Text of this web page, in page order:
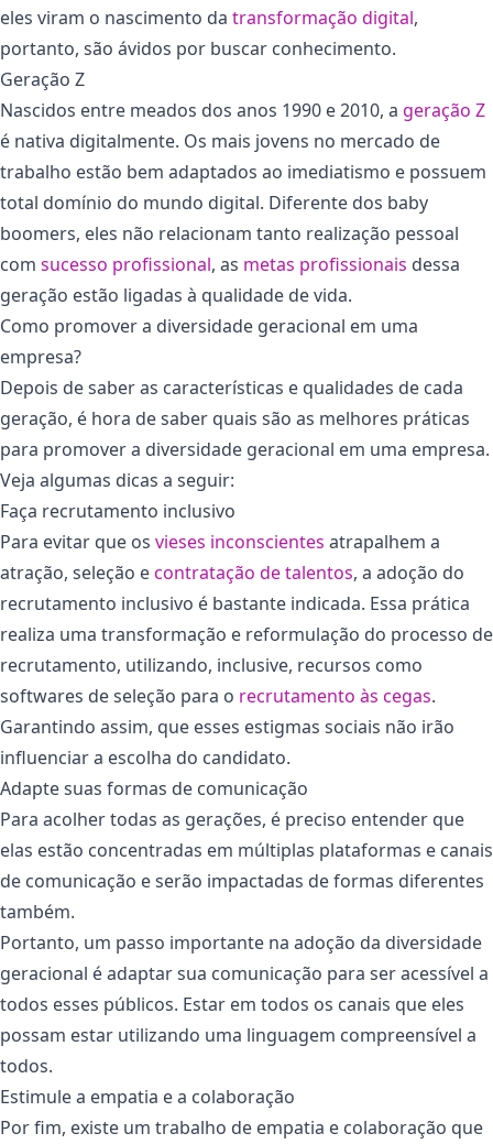
eles viram o nascimento da transformação digital,
portanto, são ávidos por buscar conhecimento.
Geração Z
Nascidos entre meados dos anos 1990 e 2010, a geração Z
é nativa digitalmente. Os mais jovens no mercado de
trabalho estão bem adaptados ao imediatismo e possuem
total domínio do mundo digital. Diferente dos baby
boomers, eles não relacionam tanto realização pessoal
com sucesso profissional, as metas profissionais dessa
geração estão ligadas à qualidade de vida.
Como promover a diversidade geracional em uma
empresa?
Depois de saber as características e qualidades de cada
geração, é hora de saber quais são as melhores práticas
para promover a diversidade geracional em uma empresa.
Veja algumas dicas a seguir:
Faça recrutamento inclusivo
Para evitar que os vieses inconscientes atrapalhem a
atração, seleção econtratação de talentos, a adoção do
recrutamento inclusivo é bastante indicada. Essa prática
realiza uma transformação e reformulação do processo de
recrutamento, utilizando, inclusive, recursos como
softwares de seleção para o recrutamento às cegas.
Garantindo assim, que esses estigmas sociais não irão
influenciar a escolha do candidato.
Adapte suas formas de comunicação
Para acolher todas as gerações, é preciso entender que
elas estão concentradas em múltiplas plataformas e canais
de comunicação e serão impactadas de formas diferentes
também.
Portanto, um passo importante na adoção da diversidade
geracional é adaptar sua comunicação para ser acessível a
todos esses públicos. Estar em todos os canais que eles
possam estar utilizando uma linguagem compreensível a
todos.
Estimule a empatia e a colaboração
Por fim, existe um trabalho de empatia e colaboração que